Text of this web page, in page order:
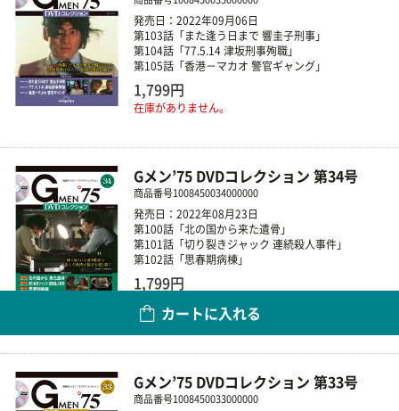
発売日：2022年09月06日
第103話「また逢う日まで 響圭子刑事」
第104話「77.5.14 津坂刑事殉職」
第105話「香港－マカオ 警官ギャング」
1,799円
在庫がありません。
Gメン’75 DVDコレクション 第34号
商品番号1008450034000000
発売日：2022年08月23日
第100話「北の国から来た遺骨」
第101話「切り裂きジャック 連続殺人事件」
第102話「思春期病棟」
1,799円
カートに入れる
Gメン’75 DVDコレクション 第33号
商品番号1008450033000000